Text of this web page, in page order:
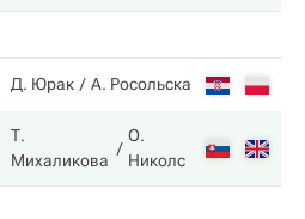
Д. Юрак А. Росольска
Т.
Михаликова
О.
Николс